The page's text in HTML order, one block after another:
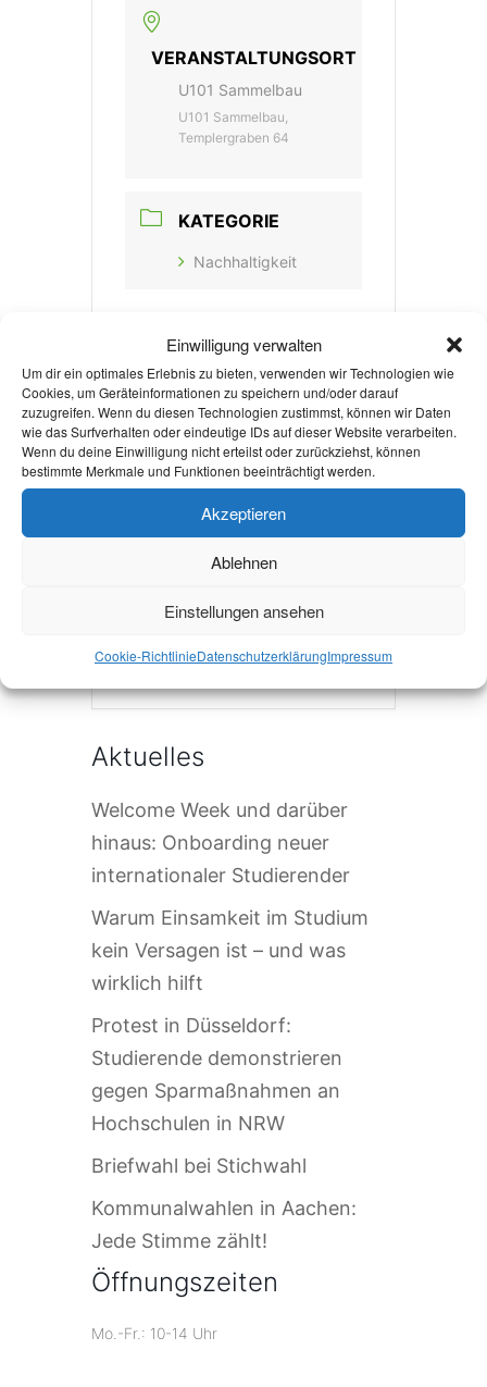
Einwilligung verwalten
Um dir ein optimales Erlebnis zu bieten, verwenden wir Technologien wie
Cookies, um Geräteinformationen zu speichern und/oder darauf
zuzugreifen. Wenn du diesen Technologien zustimmst, können wir Daten
wie das Surfverhalten oder eindeutige IDs auf dieser Website verarbeiten.
Wenn du deine Einwilligung nicht erteilst oder zurückziehst, können
bestimmte Merkmale und Funktionen beeinträchtigt werden.
Akzeptieren
Ablehnen
Einstellungen ansehen
Cookie-RichtlinieDatenschutzerklärungImpressum
VERANSTALTUNGSORT
U101 Sammelbau
U101 Sammelbau,
Templergraben 64
KATEGORIE
Nachhaltigkeit
+ Zu Google Kalender hinzufügen
+ iCal / Outlook export
Die Veranstaltung ist beendet.
Aktuelles
Welcome Week und darüber
hinaus: Onboarding neuer
internationaler Studierender
Warum Einsamkeit im Studium
kein Versagen ist – und was
wirklich hilft
Protest in Düsseldorf:
Studierende demonstrieren
gegen Sparmaßnahmen an
Hochschulen in NRW
Briefwahl bei Stichwahl
Kommunalwahlen in Aachen:
Jede Stimme zählt!
Öffnungszeiten
Mo.-Fr.: 10-14 Uhr